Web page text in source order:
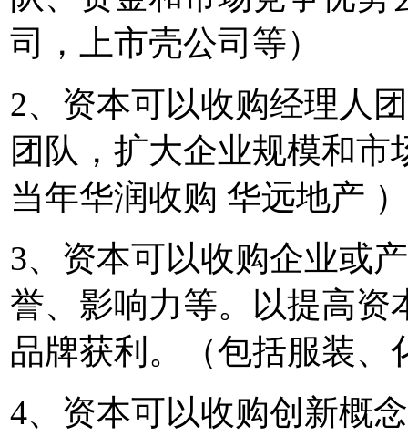
司，上市壳公司等）
2、资本可以收购经理人
团队，扩大企业规模和
当年华润收购 华远地产 ）
3、资本可以收购企业或
誉、影响力等。以提高资
品牌获利。（包括服装、
4、资本可以收购创新概